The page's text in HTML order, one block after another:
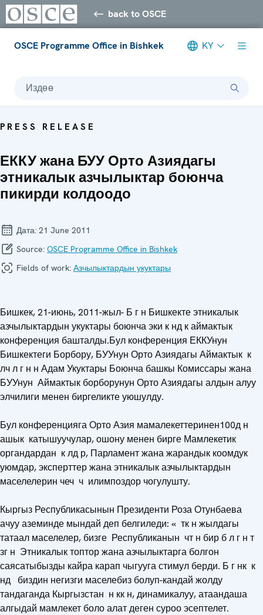
back to OSCE
OSCE Programme Office in Bishkek KY
Издөө
PRESS RELEASE
ЕККУ жана БУУ Орто Азиядагы
этникалык азчылыктар боюнча
пикирди колдоодо
Дата: 21 June 2011
Source: OSCE Programme Office in Bishkek
Fields of work: Азчылыктардын укуктары
Бишкек, 21-июнь, 2011-жыл- Б г н Бишкекте этникалык
азчылыктардын укуктары боюнча эки к нд к аймактык
конференция башталды.Бул конференция ЕККУнун
Бишкектеги Борбору, БУУнун Орто Азиядагы Аймактык к
лч л г н н Адам Укуктары Боюнча башкы Комиссары жана
БУУнун Аймактык борборунун Орто Азиядагы алдын алуу
элчилиги менен биргеликте уюшулду.
Бул конференцияга Орто Азия мамалекеттеринен100д н
ашык катышуучулар, ошону менен бирге Мамлекетик
органдардан к лд р, Парламент жана жарандык коомдук
уюмдар, эксперттер жана этникалык азчылыктардын
маселелерин чеч ч илимпоздор чогулушту.
Кыргыз Республикасынын Президенти Роза Отунбаева
ачуу аземинде мындай деп белгиледи: « тк н жылдагы
татаал маселелер, бизге Республиканын чт н бир б л г н т
зг н Этникалык топтор жана азчылыктарга болгон
саясатыбызды кайра карап чыгууга стимул берди. Б г нк к
нд биздин негизги маселебиз болуп-кандай жолду
тандаганда Кыргызстан н кк н, динамикалуу, атаандаша
алгыдай мамлекет боло алат деген суроо эсептелет.